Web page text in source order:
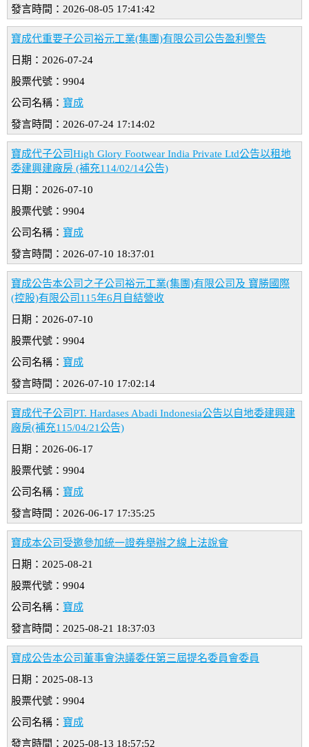
發言時間：2026-08-05 17:41:42
寶成代重要子公司裕元工業(集團)有限公司公告盈利警告
日期：2026-07-24
股票代號：9904
公司名稱： 寶成
發言時間：2026-07-24 17:14:02
寶成代子公司High Glory Footwear India Private Ltd公告以租地
委建興建廠房 (補充114/02/14公告)
日期：2026-07-10
股票代號：9904
公司名稱： 寶成
發言時間：2026-07-10 18:37:01
寶成公告本公司之子公司裕元工業(集團)有限公司及 寶勝國際
(控股)有限公司115年6月自結營收
日期：2026-07-10
股票代號：9904
公司名稱： 寶成
發言時間：2026-07-10 17:02:14
寶成代子公司PT. Hardases Abadi Indonesia公告以自地委建興建
廠房(補充115/04/21公告)
日期：2026-06-17
股票代號：9904
公司名稱： 寶成
發言時間：2026-06-17 17:35:25
寶成本公司受邀參加統一證券舉辦之線上法說會
日期：2025-08-21
股票代號：9904
公司名稱： 寶成
發言時間：2025-08-21 18:37:03
寶成公告本公司董事會決議委任第三屆提名委員會委員
日期：2025-08-13
股票代號：9904
公司名稱： 寶成
發言時間：2025-08-13 18:57:52